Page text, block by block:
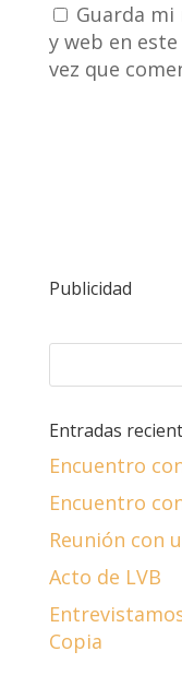
Guarda
y web en
vez que
Publicidad
Entradas
Encuentro
Encuentro
Reunión con
Acto de LVB
Copia